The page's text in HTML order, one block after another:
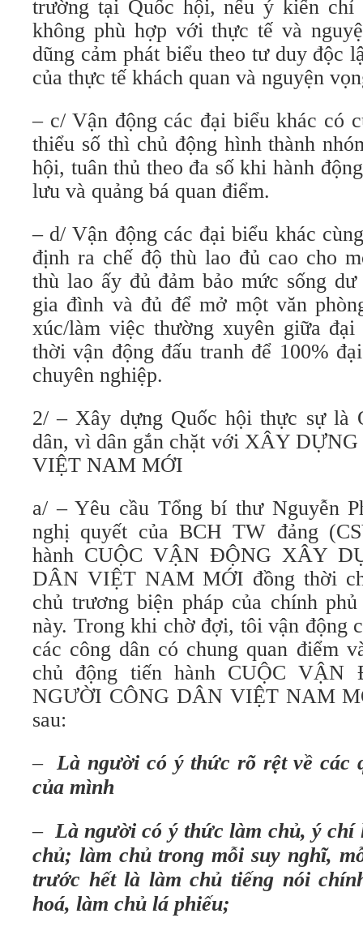
trường tại Quốc hội, nếu ý kiến chỉ
không phù hợp với thực tế và
dũng cảm phát biểu theo tư duy độc
của thực tế khách quan và nguyện
– c/ Vận động các đại biểu khác có
thiểu số thì chủ động hình thành
hội, tuân thủ theo đa số khi hành
lưu và quảng bá quan điểm.
– d/ Vận động các đại biểu khác
định ra chế độ thù lao đủ cao cho
thù lao ấy đủ đảm bảo mức sống
gia đình và đủ để mở một văn
xúc/làm việc thường xuyên giữa
thời vận động đấu tranh để 100%
chuyên nghiệp.
2/ – Xây dựng Quốc hội thực sự là
dân, vì dân gắn chặt với XÂY
VIỆT NAM MỚI
a/ – Yêu cầu Tổng bí thư Nguyễn
nghị quyết của BCH TW đảng
hành CUỘC VẬN ĐỘNG XÂY
DÂN VIỆT NAM MỚI đồng thời
chủ trương biện pháp của chính
này. Trong khi chờ đợi, tôi vận động
các công dân có chung quan điểm
chủ động tiến hành CUỘC
NGƯỜI CÔNG DÂN VIỆT NAM
sau:
–Là người có ý thức rõ rệt về các
của mình
– Là người có ý thức làm chủ, ý chí
chủ; làm chủ trong mỗi suy nghĩ,
trước hết là làm chủ tiếng nói
hoá, làm chủ lá phiếu;